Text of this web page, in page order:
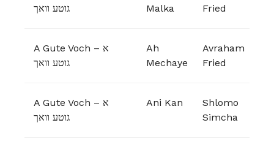
גוטע וואך
Malka
Fried
A Gute Voch – א
גוטע וואך
Ah
Mechaye
Avraham
Fried
A Gute Voch – א
גוטע וואך
Ani Kan
Shlomo
Simcha